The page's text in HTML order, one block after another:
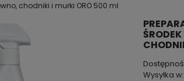
chodniki i murki ORO 500 ml
Wysyłka w: